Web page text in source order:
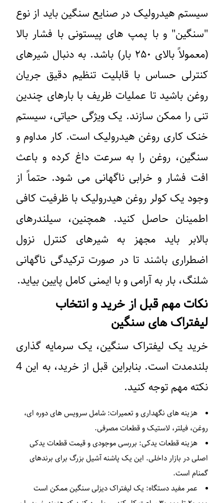
سیستم هیدرولیک در صنایع سنگین باید از نوع
"سنگین" و با پمپ های پیستونی با فشار بالا
(معمولاً بالای ۲۵۰ بار) باشد. به دنبال شیرهای
کنترلی حساس با قابلیت تنظیم دقیق جریان
روغن باشید تا عملیات ظریف با بارهای چندین
تنی را ممکن سازند. یک ویژگی حیاتی، سیستم
خنک کاری روغن هیدرولیک است. کار مداوم و
سنگین، روغن را به سرعت داغ کرده و باعث
افت فشار و خرابی ناگهانی می شود. حتماً از
وجود یک کولر روغن هیدرولیک با ظرفیت کافی
اطمینان حاصل کنید. همچنین، سیلندرهای
بالابر باید مجهز به شیرهای کنترل نزول
اضطراری باشند تا در صورت ترکیدگی ناگهانی
شلنگ، بار به آرامی و با ایمنی کامل پایین بیاید.
نکات مهم قبل از خرید و انتخاب
لیفتراک های سنگین
خرید یک لیفتراک سنگین، یک سرمایه گذاری
بلندمدت است. بنابراین قبل از خرید، به این 4
نکته مهم توجه کنید.
هزینه های نگهداری و تعمیرات: شامل سرویس های دوره ای،
روغن، فیلتر، لاستیک و قطعات مصرفی.
هزینه قطعات یدکی: بررسی موجودی و قیمت قطعات یدکی
اصلی در بازار داخلی. این یک پاشنه آشیل بزرگ برای برندهای
گمنام است.
عمر مفید دستگاه: یک لیفتراک دیزلی سنگین ممکن است